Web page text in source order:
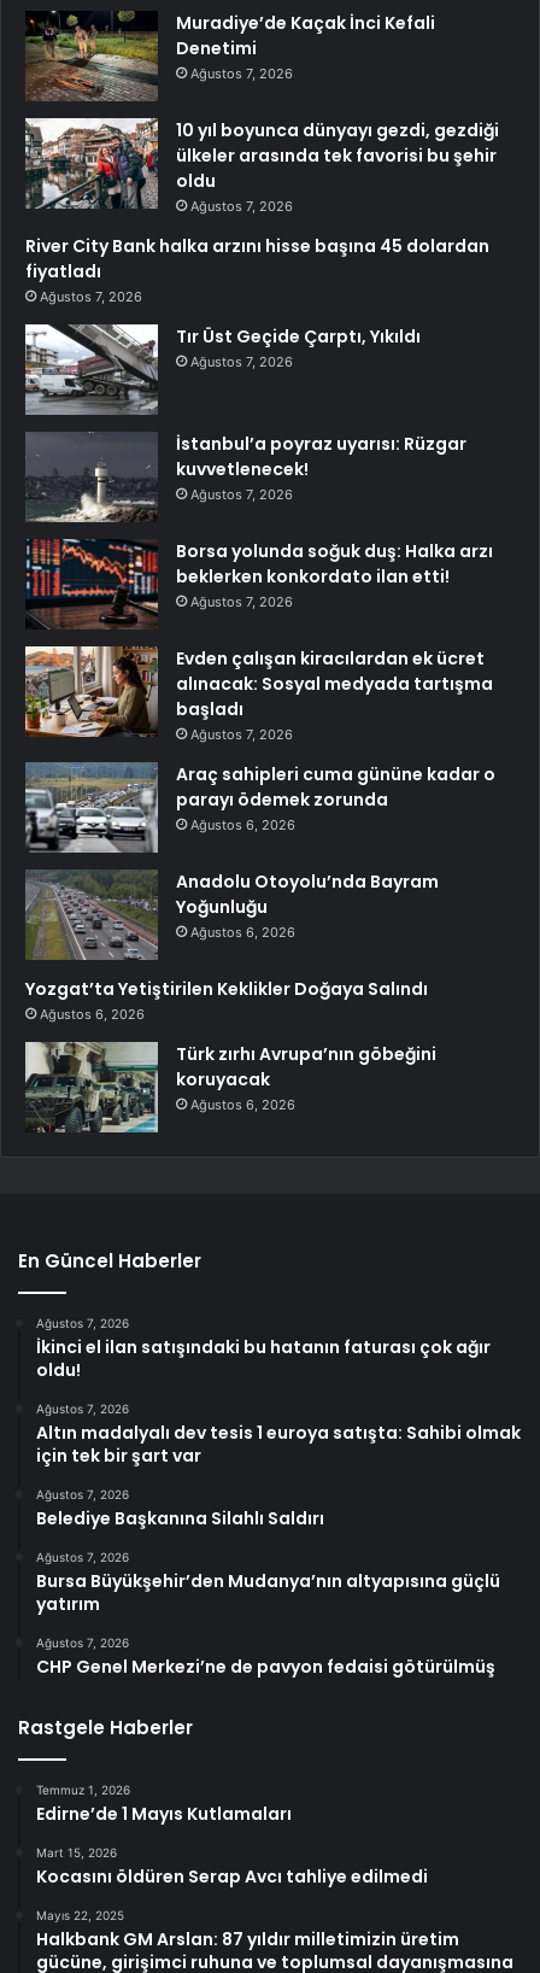
Muradiye’de Kaçak İnci Kefali
Denetimi
Ağustos 7, 2026
10 yıl boyunca dünyayı gezdi, gezdiği
ülkeler arasında tek favorisi bu şehir
oldu
Ağustos 7, 2026
River City Bank halka arzını hisse başına 45 dolardan
fiyatladı
Ağustos 7, 2026
Tır Üst Geçide Çarptı, Yıkıldı
Ağustos 7, 2026
İstanbul’a poyraz uyarısı: Rüzgar
kuvvetlenecek!
Ağustos 7, 2026
Borsa yolunda soğuk duş: Halka arzı
beklerken konkordato ilan etti!
Ağustos 7, 2026
Evden çalışan kiracılardan ek ücret
alınacak: Sosyal medyada tartışma
başladı
Ağustos 7, 2026
Araç sahipleri cuma gününe kadar o
parayı ödemek zorunda
Ağustos 6, 2026
Anadolu Otoyolu’nda Bayram
Yoğunluğu
Ağustos 6, 2026
Yozgat’ta Yetiştirilen Keklikler Doğaya Salındı
Ağustos 6, 2026
Türk zırhı Avrupa’nın göbeğini
koruyacak
Ağustos 6, 2026
En Güncel Haberler
Ağustos 7, 2026
İkinci el ilan satışındaki bu hatanın faturası çok ağır
oldu!
Ağustos 7, 2026
Altın madalyalı dev tesis 1 euroya satışta: Sahibi olmak
için tek bir şart var
Ağustos 7, 2026
Belediye Başkanına Silahlı Saldırı
Ağustos 7, 2026
Bursa Büyükşehir’den Mudanya’nın altyapısına güçlü
yatırım
Ağustos 7, 2026
CHP Genel Merkezi’ne de pavyon fedaisi götürülmüş
Rastgele Haberler
Temmuz 1, 2026
Edirne’de 1 Mayıs Kutlamaları
Mart 15, 2026
Kocasını öldüren Serap Avcı tahliye edilmedi
Mayıs 22, 2025
Halkbank GM Arslan: 87 yıldır milletimizin üretim
gücüne, girişimci ruhuna ve toplumsal dayanışmasına